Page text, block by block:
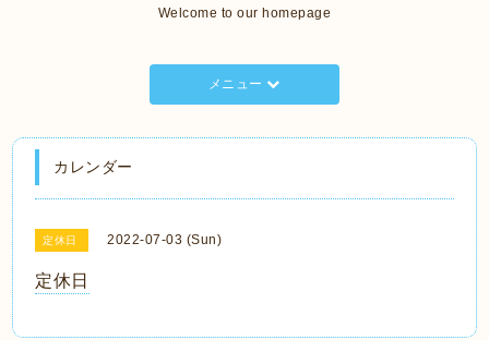
Welcome to our homepage
メニュー
カレンダー
定休日 2022-07-03 (Sun)
定休日